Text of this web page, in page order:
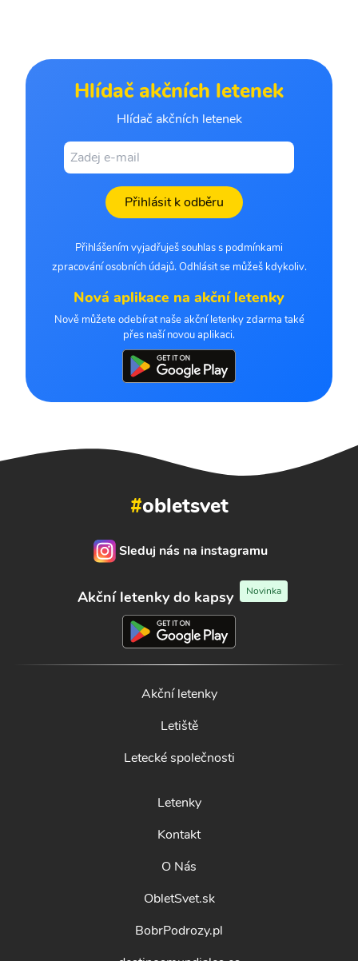
Hlídač akčních letenek
Hlídač akčních letenek
Přihlásit k odběru
Přihlášením vyjadřuješ souhlas s podmínkami
zpracování osobních údajů. Odhlásit se můžeš kdykoliv.
Nová aplikace na akční letenky
Nově můžete odebírat naše akční letenky zdarma také
přes naší novou aplikaci.
#obletsvet
Sleduj nás na instagramu
Akční letenky do kapsy Novinka
Akční letenky
Letiště
Letecké společnosti
Letenky
Kontakt
O Nás
ObletSvet.sk
BobrPodrozy.pl